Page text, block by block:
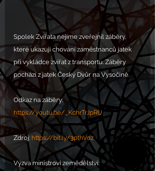
Spolek Zvířata nejíme zveřejnil záběry,
které ukazují chování zaměstnanců jatek
při vykládce zvířat z transportu. Záběry
pochází z jatek Český Dvůr na Vysočině.
Odkaz na záběry:
https://youtu.be/_KchrTrJpRU
Zdroj: https://bit.ly/3pthVoz
Výzva ministrovi zemědělství: